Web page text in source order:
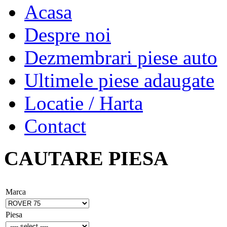
Acasa
Despre noi
Dezmembrari piese auto
Ultimele piese adaugate
Locatie / Harta
Contact
CAUTARE PIESA
Marca
Piesa